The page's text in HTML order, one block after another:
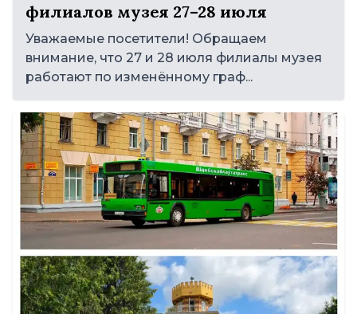
филиалов музея 27–28 июля
Уважаемые посетители! Обращаем
внимание, что 27 и 28 июля филиалы музея
работают по изменённому граф...